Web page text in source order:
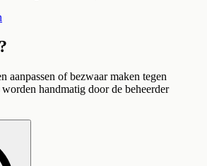
aanpassen of bezwaar maken tegen
handmatig door de beheerder